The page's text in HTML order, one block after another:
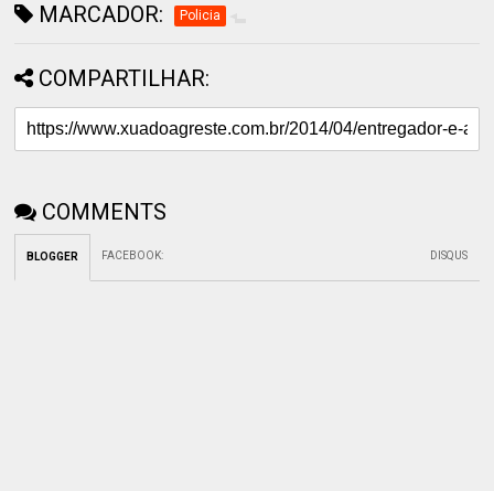
MARCADOR: Policia
COMPARTILHAR:
COMMENTS
BLOGGER FACEBOOK: DISQUS